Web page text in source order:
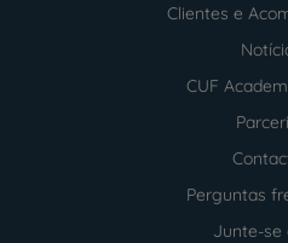
Clientes e
CUF
Perguntas
Junte-se